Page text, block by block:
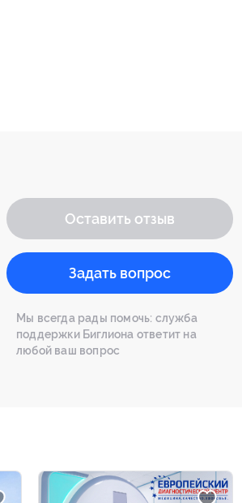
Оставить отзыв
Задать вопрос
Мы всегда рады помочь: служба
поддержки Биглиона ответит на
любой ваш вопрос